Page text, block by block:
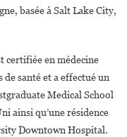
basée à Salt Lake City,
certifiée en médecine
santé et a effectué un
Medical School
ainsi qu’une résidence
Downtown Hospital.